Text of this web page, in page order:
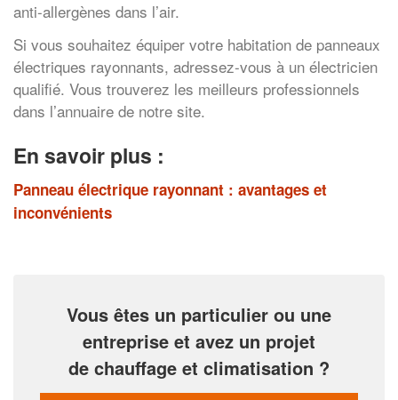
anti-allergènes dans l’air.
Si vous souhaitez équiper votre habitation de panneaux
électriques rayonnants, adressez-vous à un électricien
qualifié. Vous trouverez les meilleurs professionnels
dans l’annuaire de notre site.
En savoir plus :
Panneau électrique rayonnant : avantages et
inconvénients
Vous êtes un particulier ou une
entreprise et avez un projet
de chauffage et climatisation ?